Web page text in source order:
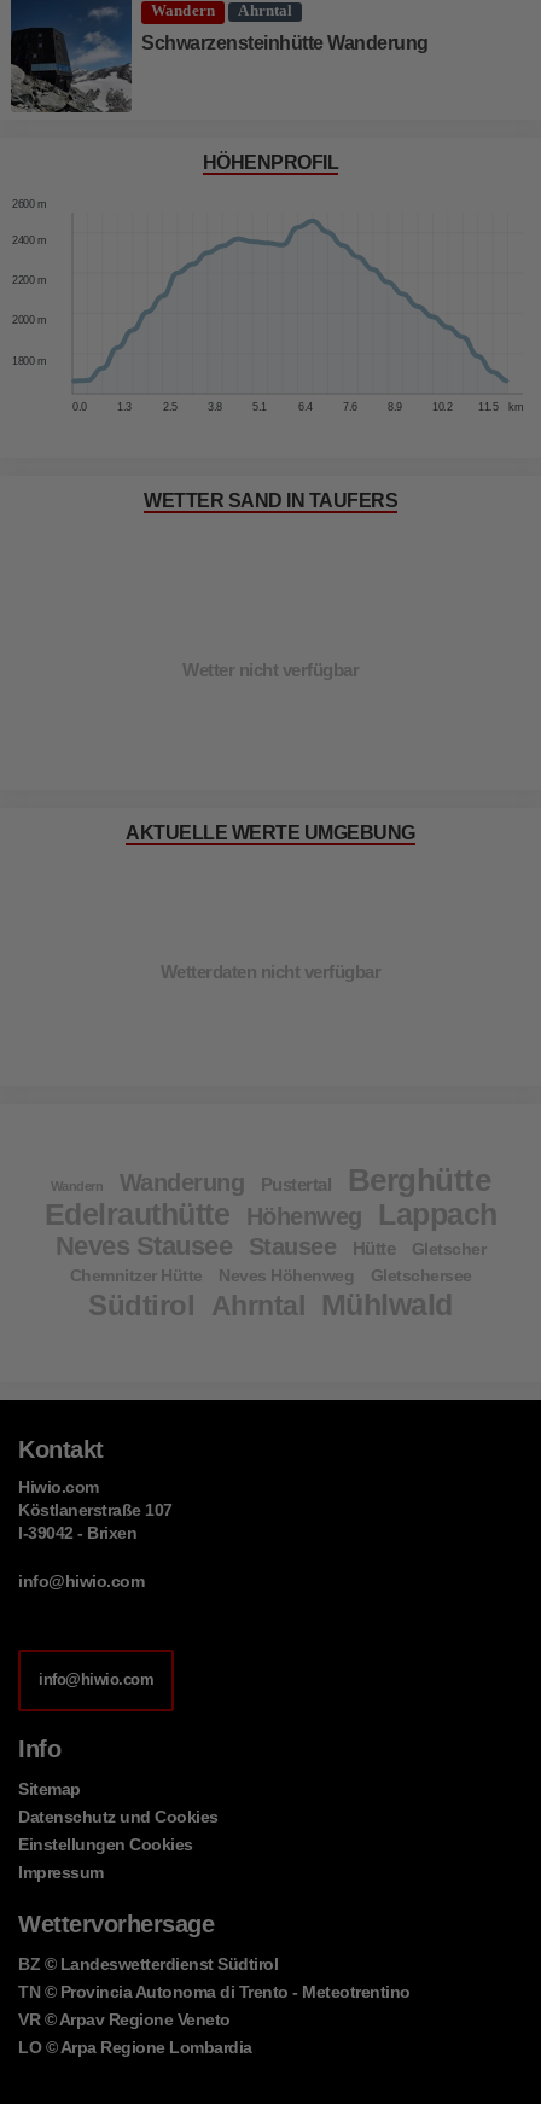
Wandern Ahrntal
Schwarzensteinhütte Wanderung
HÖHENPROFIL
0.0 1.3 2.5 3.8 5.1 6.4 7.6 8.9 10.2 11.5 km
1800 m
2000 m
2200 m
2400 m
2600 m
WETTER SAND IN TAUFERS
Wetter nicht verfügbar
AKTUELLE WERTE UMGEBUNG
Wetterdaten nicht verfügbar
Wandern Wanderung Pustertal Berghütte
Edelrauthütte Höhenweg Lappach
Neves Stausee Stausee Hütte
Gletscher
Chemnitzer Hütte
Neves Höhenweg Gletschersee
Südtirol Ahrntal Mühlwald
Kontakt
Hiwio.com
Köstlanerstraße 107
I-39042 - Brixen
info@hiwio.com
info@hiwio.com
Info
Sitemap
Datenschutz und Cookies
Einstellungen Cookies
Impressum
Wettervorhersage
BZ © Landeswetterdienst Südtirol
TN © Provincia Autonoma di Trento - Meteotrentino
VR © Arpav Regione Veneto
LO © Arpa Regione Lombardia